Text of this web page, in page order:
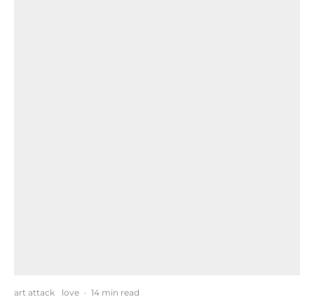
art attack love · 14 min read